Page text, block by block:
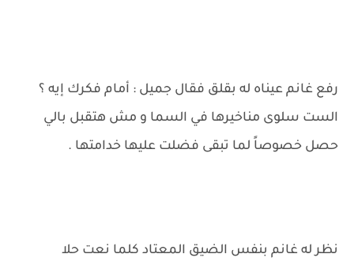
رفع غانم عيناه له بقلق فقال جميل : أمام فكرك إيه ؟
الست سلوى مناخيرها في السما و مش هتقبل بالي
حصل خصوصاً لما تبقى فضلت عليها خدامتها .
نظر له غانم بنفس الضيق المعتاد كلما نعت حلا